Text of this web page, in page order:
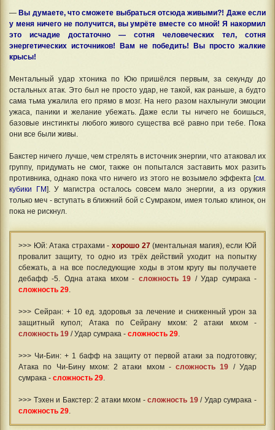
— Вы думаете, что сможете выбраться отсюда живыми?! Даже если
у меня ничего не получится, вы умрёте вместе со мной! Я накормил
это исчадие достаточно — сотня человеческих тел, сотня
энергетических источников! Вам не победить! Вы просто жалкие
крысы!
Ментальный удар хтоника по Юю пришёлся первым, за секунду до
остальных атак. Это был не просто удар, не такой, как раньше, а будто
сама тьма ужалила его прямо в мозг. На него разом нахлынули эмоции
ужаса, паники и желание убежать. Даже если ты ничего не боишься,
базовые инстинкты любого живого существа всё равно при тебе. Пока
они все были живы.
Бакстер ничего лучше, чем стрелять в источник энергии, что атаковал их
группу, придумать не смог, также он попытался заставить мох разить
противника, однако пока что ничего из этого не возымело эффекта [см.
кубики ГМ]. У магистра осталось совсем мало энергии, а из оружия
только меч - вступать в ближний бой с Сумраком, имея только клинок, он
пока не рискнул.
>>> Юй: Атака страхами - хорошо 27(ментальная магия), если Юй
провалит защиту, то одно из трёх действий уходит на попытку
сбежать, а на все последующие ходы в этом кругу вы получаете
дебафф -5. Одна атака мхом - сложность 19 / Удар сумрака -
сложность 29.
>>> Сейран: + 10 ед. здоровья за лечение и сниженный урон за
защитный купол; Атака по Сейрану мхом: 2 атаки мхом -
сложность 19 / Удар сумрака - сложность 29.
>>> Чи-Бин: + 1 бафф на защиту от первой атаки за подготовку;
Атака по Чи-Бину мхом: 2 атаки мхом -сложность 19 / Удар
сумрака - сложность 29.
>>> Тэхен и Бакстер: 2 атаки мхом -сложность 19/ Удар сумрака -
сложность 29.